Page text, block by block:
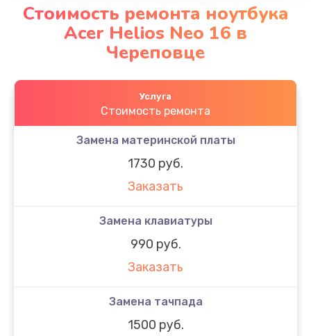
Стоимость ремонта ноутбука
Acer Helios Neo 16 в
Череповце
Услуга
Стоимость ремонта
Замена материнской платы
1730 руб.
Заказать
Замена клавиатуры
990 руб.
Заказать
Замена тачпада
1500 руб.